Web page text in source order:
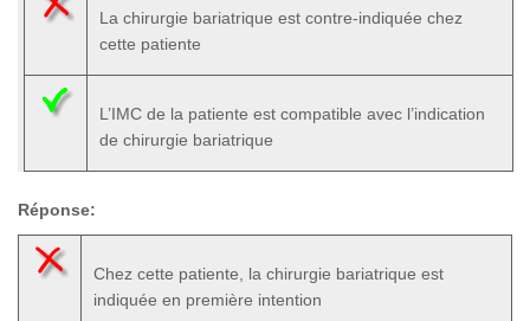
La chirurgie bariatrique est contre-indiquée chez
cette patiente
L’IMC de la patiente est compatible avec l’indication
de chirurgie bariatrique
Réponse:
Chez cette patiente, la chirurgie bariatrique est
indiquée en première intention